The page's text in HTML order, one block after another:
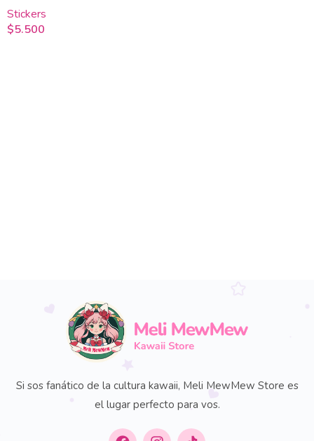
Stickers
$5.500
Si sos fanático de la cultura kawaii, Meli MewMew Store es
el lugar perfecto para vos.